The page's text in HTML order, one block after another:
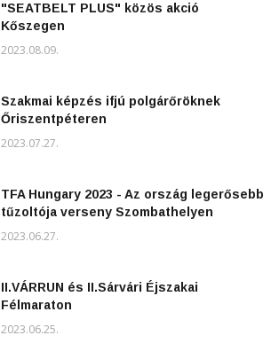
"SEATBELT PLUS" közös akció
Kőszegen
2023.08.09.
Szakmai képzés ifjú polgárőröknek
Őriszentpéteren
2023.07.27.
TFA Hungary 2023 - Az ország legerősebb
tűzoltója verseny Szombathelyen
2023.06.27.
II.VÁRRUN és II.Sárvári Éjszakai
Félmaraton
2023.06.25.